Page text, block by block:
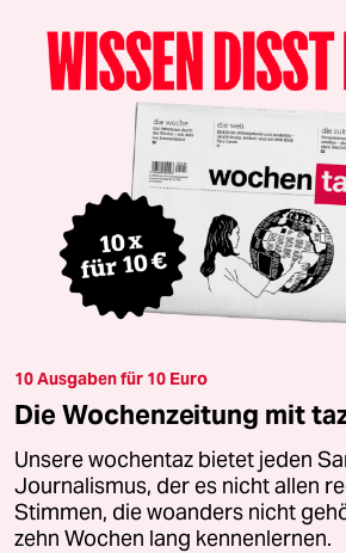
10 Ausgaben für 10 Euro
Die Wochenzeitung mit
Unsere wochentaz bietet jeden
Journalismus, der es nicht allen
Stimmen, die woanders nicht
zehn Wochen lang kennenlernen.